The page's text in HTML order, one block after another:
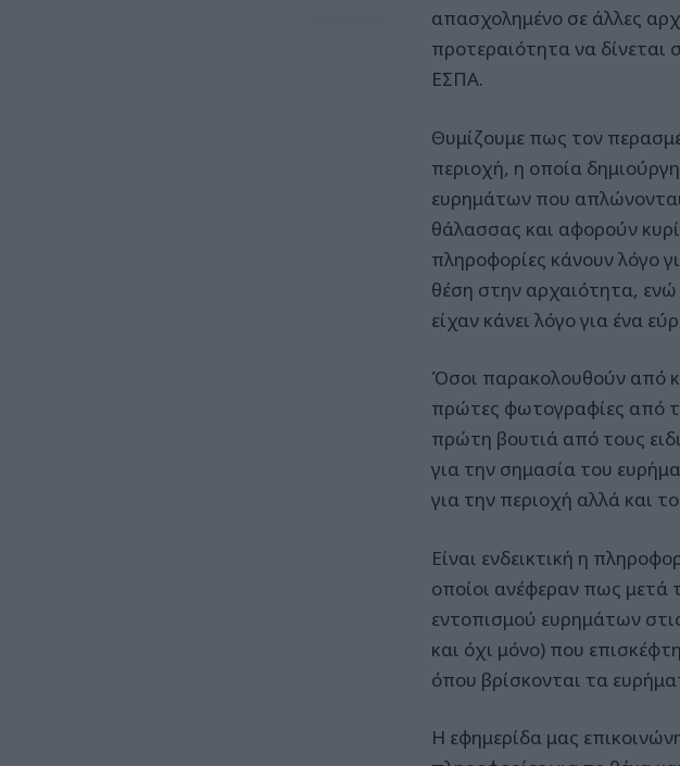
απασχολημένο σε άλλες
προτεραιότητα να
ΕΣΠΑ.
Θυμίζουμε πως τον
περιοχή, η οποία
ευρημάτων που
θάλασσας και αφορούν
πληροφορίες κάνουν λόγο
θέση στην αρχαιότητα,
είχαν κάνει λόγο για ένα
Όσοι παρακολουθούν από
πρώτες φωτογραφίες από
πρώτη βουτιά από τους
για την σημασία του
για την περιοχή αλλά και
Είναι ενδεικτική η
οποίοι ανέφεραν πως μετά
εντοπισμού ευρημάτων
και όχι μόνο) που
όπου βρίσκονται τα
Η εφημερίδα μας